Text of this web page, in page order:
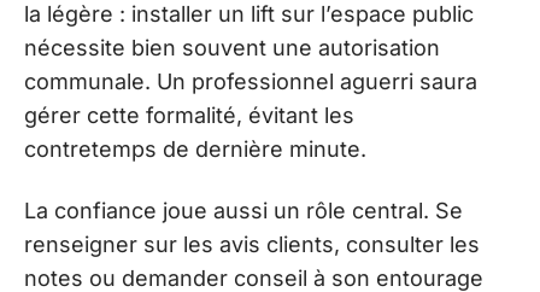
la légère : installer un lift sur l’espace public
nécessite bien souvent une autorisation
communale. Un professionnel aguerri saura
gérer cette formalité, évitant les
contretemps de dernière minute.
La confiance joue aussi un rôle central. Se
renseigner sur les avis clients, consulter les
notes ou demander conseil à son entourage